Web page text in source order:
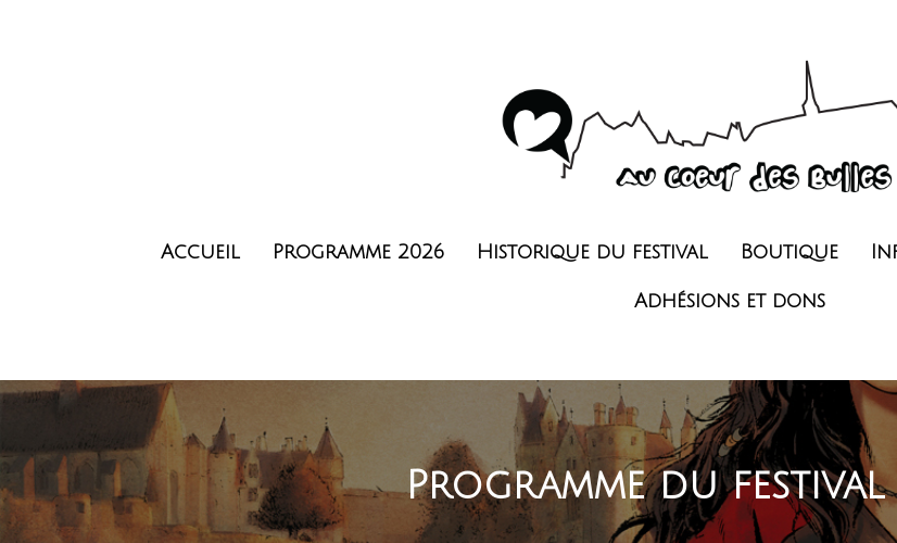
Accueil Programme 2026 Historique du festival Boutique
Adhésions et dons
Programme du festival